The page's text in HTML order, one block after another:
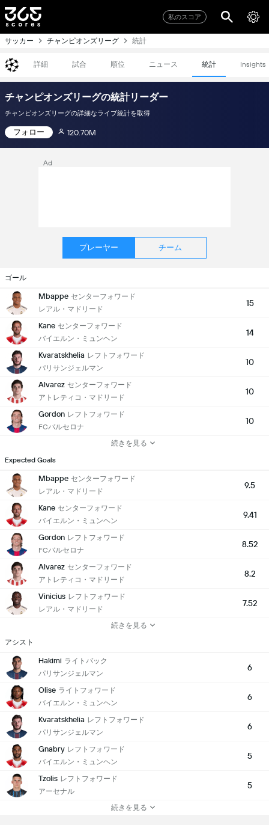
私のスコア
サッカー チャンピオンズリーグ 統計
詳細 試合 順位 ニュース 統計 Insights
チャンピオンズリーグの統計リーダー
チャンピオンズリーグの詳細なライブ統計を取得
フォロー 120.70M
Ad
プレーヤー チーム
ゴール
Mbappe センターフォワード
レアル・マドリード
15
Kane センターフォワード
バイエルン・ミュンヘン
14
Kvaratskhelia レフトフォワード
パリサンジェルマン
10
Alvarez センターフォワード
アトレティコ・マドリード
10
Gordon レフトフォワード
FCバルセロナ
10
続きを見る
Expected Goals
Mbappe センターフォワード
レアル・マドリード
9.5
Kane センターフォワード
バイエルン・ミュンヘン
9.41
Gordon レフトフォワード
FCバルセロナ
8.52
Alvarez センターフォワード
アトレティコ・マドリード
8.2
Vinicius レフトフォワード
レアル・マドリード
7.52
続きを見る
アシスト
Hakimi ライトバック
パリサンジェルマン
6
Olise ライトフォワード
バイエルン・ミュンヘン
6
Kvaratskhelia レフトフォワード
パリサンジェルマン
6
Gnabry レフトフォワード
バイエルン・ミュンヘン
5
Tzolis レフトフォワード
アーセナル
5
続きを見る